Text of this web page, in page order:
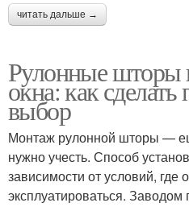
читать дальше →
Рулонные шторы
окна: как
выбор
Монтаж рулонной шторы —
нужно учесть. Способ
зависимости от условий, где
эксплуатироваться. Заводом